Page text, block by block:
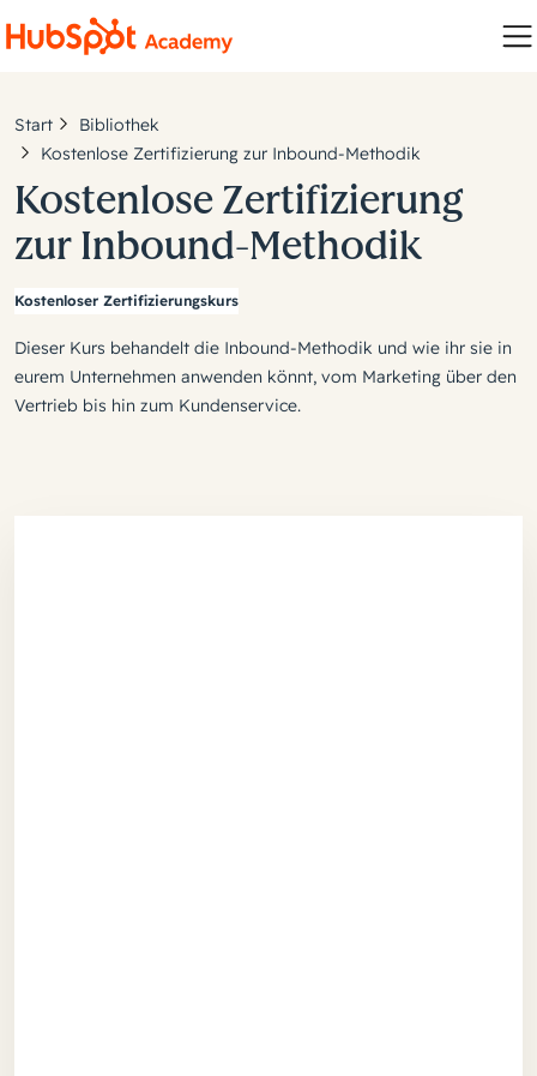
Start
Bibliothek
Kostenlose Zertifizierung zur Inbound-Methodik
Kostenlose Zertifizierung
zur Inbound-Methodik
Kostenloser Zertifizierungskurs
Dieser Kurs behandelt die Inbound-Methodik und wie ihr sie in
eurem Unternehmen anwenden könnt, vom Marketing über den
Vertrieb bis hin zum Kundenservice.